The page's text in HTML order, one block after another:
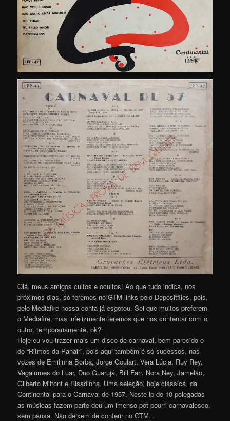
Olá, meus amigos cultos e ocultos! Ao que tudo indica, nos
próximos dias, só teremos no GTM links pelo Depositfiles, pois,
pelo Mediafire nossa conta já esgotou. Sei que muitos preferem
o Mediafire, mas infelizmente teremos que nos contentar com o
outro, temporariamente, ok?
Hoje eu vou trazer mais um disco de carnaval, bem parecido o
do “Ritmos da Panair”, pois aqui também é só sucessos, nas
vozes de Emilinha Borba, Jorge Goulart, Vera Lúcia, Ruy Rey,
Vagalumes do Luar, Duo Guarujá, Bill Farr, Nora Ney, Jamelão,
Gilberto Milfont e Risadinha. Uma seleção, hoje clássica, da
Continental para o Carnaval de 1957. Neste lp de 10 polegadas
as músicas fazem parte deu um imenso pot pourri carnavalesco,
sem pausa. Não deixem de conferir no GTM…